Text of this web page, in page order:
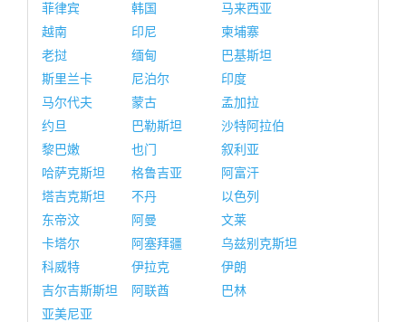
菲律宾
韩国
马来西亚
越南
印尼
柬埔寨
老挝
缅甸
巴基斯坦
斯里兰卡
尼泊尔
印度
马尔代夫
蒙古
孟加拉
约旦
巴勒斯坦
沙特阿拉伯
黎巴嫩
也门
叙利亚
哈萨克斯坦
格鲁吉亚
阿富汗
塔吉克斯坦
不丹
以色列
东帝汶
阿曼
文莱
卡塔尔
阿塞拜疆
乌兹别克斯坦
科威特
伊拉克
伊朗
吉尔吉斯斯坦
阿联酋
巴林
亚美尼亚